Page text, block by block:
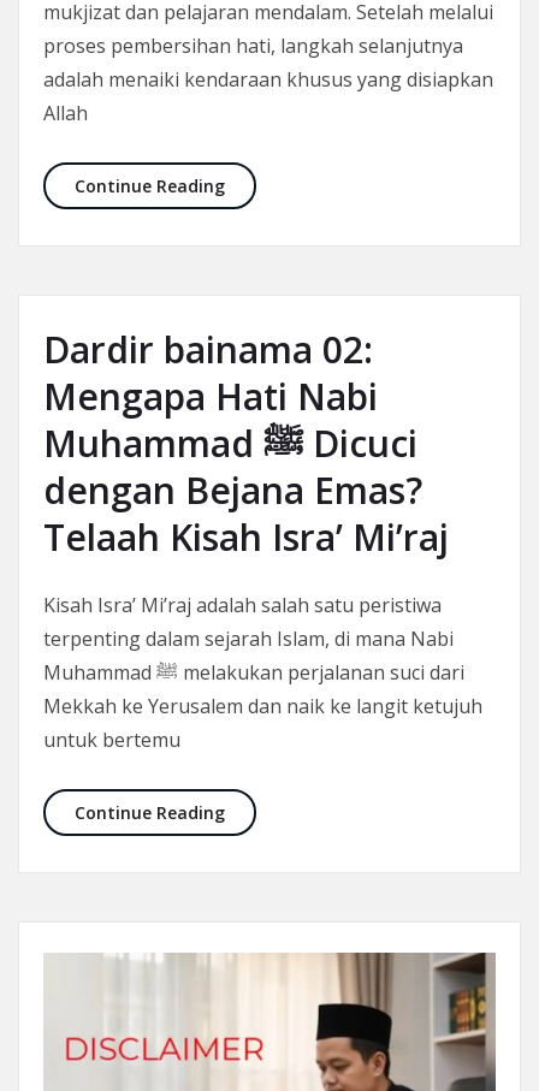
mukjizat dan pelajaran mendalam. Setelah melalui
proses pembersihan hati, langkah selanjutnya
adalah menaiki kendaraan khusus yang disiapkan
Allah
Continue ReadingDardir bainama 03: Tangisan
Dardir bainama 02:
Mengapa Hati Nabi
Muhammad ﷺ Dicuci
dengan Bejana Emas?
Telaah Kisah Isra’ Mi’raj
Kisah Isra’ Mi’raj adalah salah satu peristiwa
terpenting dalam sejarah Islam, di mana Nabi
Muhammad ﷺ melakukan perjalanan suci dari
Mekkah ke Yerusalem dan naik ke langit ketujuh
untuk bertemu
Continue Reading